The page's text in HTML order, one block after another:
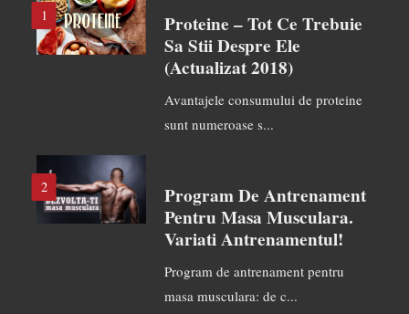
1
Proteine – Tot Ce Trebuie
Sa Stii Despre Ele
(actualizat 2018)
Avantajele consumului de proteine
sunt numeroase s...
2
Program De Antrenament
Pentru Masa Musculara.
Variati Antrenamentul!
Program de antrenament pentru
masa musculara: de c...